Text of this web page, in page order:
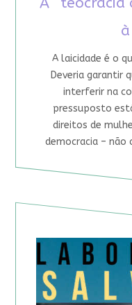
A laicidade é o
Deveria garantir
interferir na
pressuposto
direitos de
democracia – não